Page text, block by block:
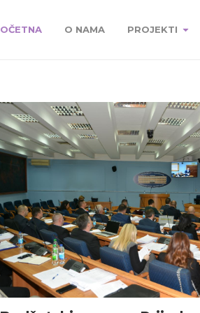
O NAMA PROJEKTI